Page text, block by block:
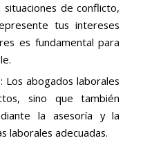
situaciones de conflicto,
tus intereses
es fundamental para
: Los abogados laborales
sino que también
la asesoría y la
laborales adecuadas.